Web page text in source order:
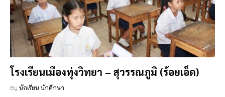
โรงเรียนเมืองทุ่งวิทยา – สุวรรณภูมิ (ร้อยเอ็ด)
By นักเรียน นักศึกษา